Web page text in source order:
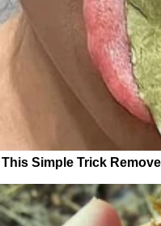
This Simple Trick